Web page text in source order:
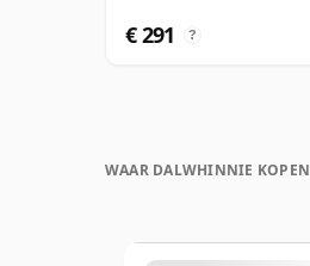
€ 291 ?
WAAR DALWHINNIE KOPEN